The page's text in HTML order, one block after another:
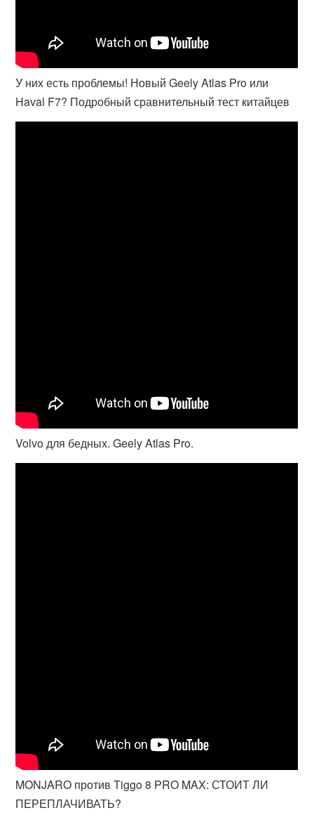
У них есть проблемы! Новый Geely Atlas Pro или
Haval F7? Подробный сравнительный тест китайцев
Volvo для бедных. Geely Atlas Pro.
MONJARO против Tiggo 8 PRO MAX: СТОИТ ЛИ
ПЕРЕПЛАЧИВАТЬ?